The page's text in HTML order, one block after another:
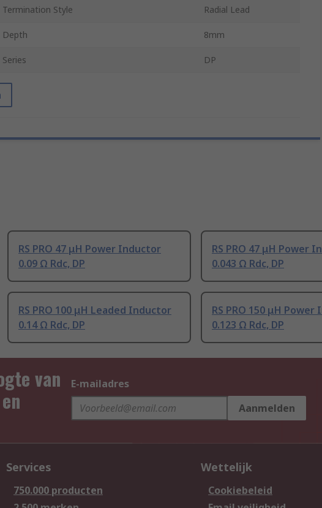
Termination Style Radial Lead
Depth 8mm
Series DP
RS PRO 47 μH Power Inductor
0.09 Ω Rdc, DP
RS PRO 47 μH Power
0.043 Ω Rdc, DP
RS PRO 100 μH Leaded Inductor
0.14 Ω Rdc, DP
RS PRO 150 μH
0.123 Ω Rdc, DP
van
E-mailadres
Aanmelden
Services
750.000 producten
Wettelijk
Cookiebeleid